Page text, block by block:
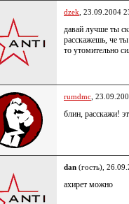
dzek , 23.09.2004
давай лучше ты
расскажешь, че
то утомительно
rumdmc ,
блин, расскажи!
dan (гость),
ахирет можно